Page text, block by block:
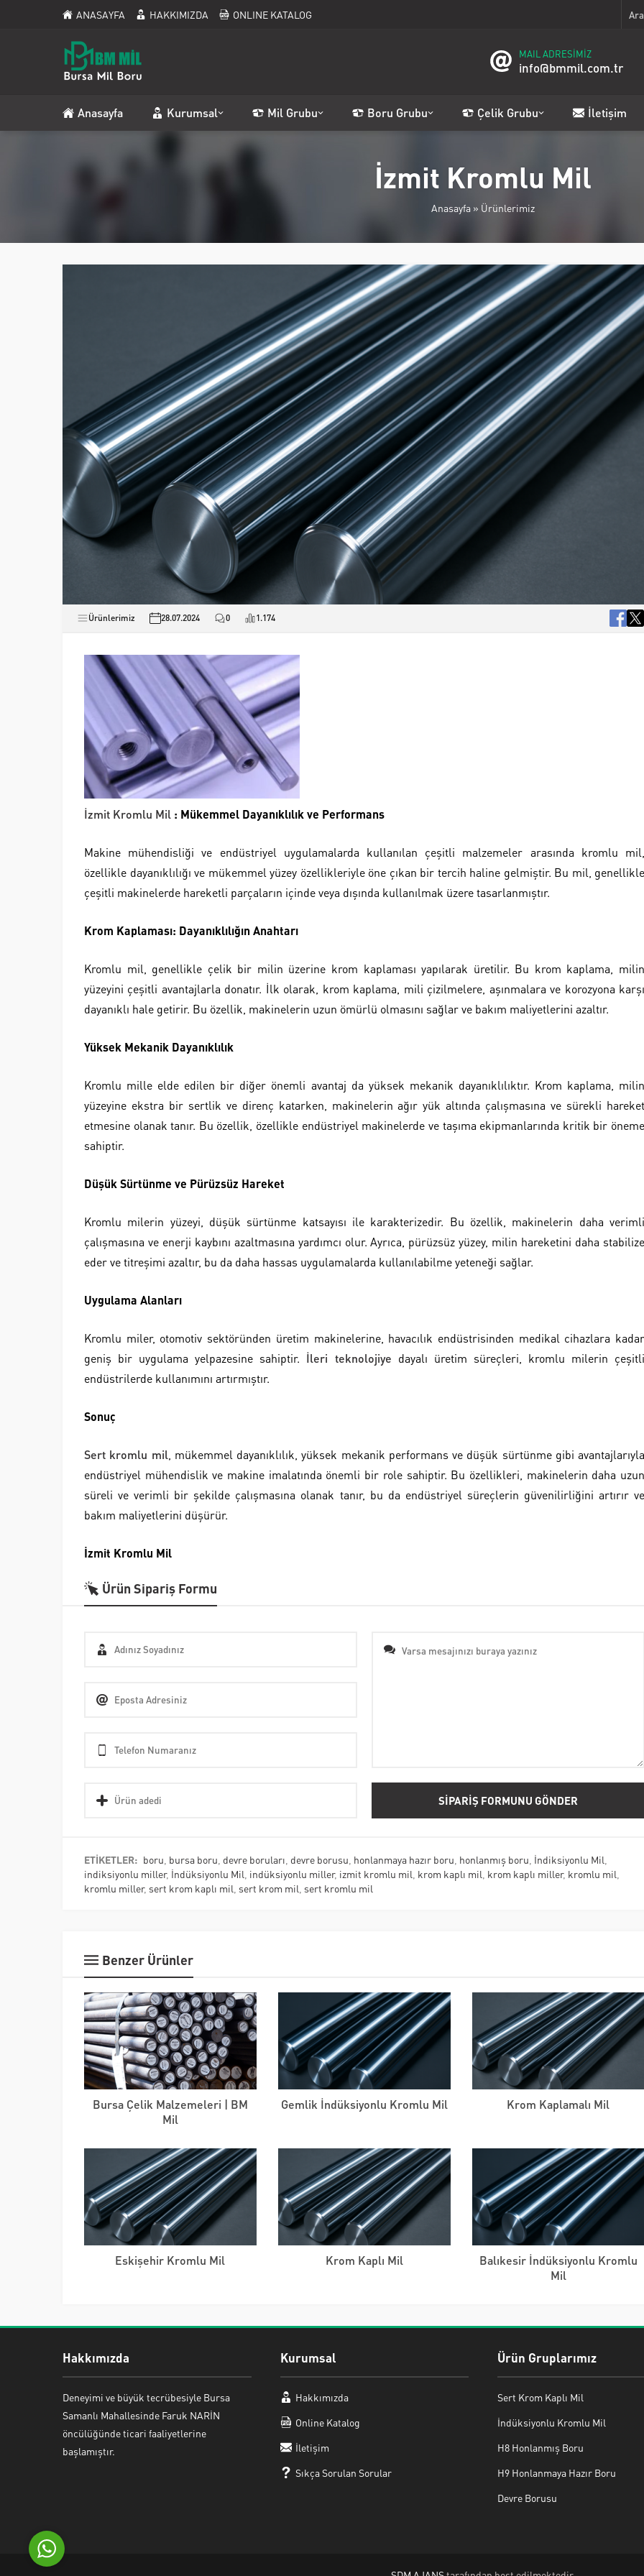
ANASAYFA HAKKIMIZDA ONLINE KATALOG
MAIL ADRESİMİZ
info@bmmil.com.tr
Anasayfa Kurumsal Mil Grubu Boru Grubu Çelik Grubu İletişim
İzmit Kromlu Mil
Anasayfa » Ürünlerimiz
Ürünlerimiz 28.07.2024 0 1.174
İzmit Kromlu Mil : Mükemmel Dayanıklılık ve Performans
Makine mühendisliği ve endüstriyel uygulamalarda kullanılan çeşitli malzemeler arasında kromlu mil,
özellikle dayanıklılığı ve mükemmel yüzey özellikleriyle öne çıkan bir tercih haline gelmiştir. Bu mil, genellikle
çeşitli makinelerde hareketli parçaların içinde veya dışında kullanılmak üzere tasarlanmıştır.
Krom Kaplaması: Dayanıklılığın Anahtarı
Kromlu mil, genellikle çelik bir milin üzerine krom kaplaması yapılarak üretilir. Bu krom kaplama, milin
yüzeyini çeşitli avantajlarla donatır. İlk olarak, krom kaplama, mili çizilmelere, aşınmalara ve korozyona karşı
dayanıklı hale getirir. Bu özellik, makinelerin uzun ömürlü olmasını sağlar ve bakım maliyetlerini azaltır.
Yüksek Mekanik Dayanıklılık
Kromlu mille elde edilen bir diğer önemli avantaj da yüksek mekanik dayanıklılıktır. Krom kaplama, milin
yüzeyine ekstra bir sertlik ve direnç katarken, makinelerin ağır yük altında çalışmasına ve sürekli hareket
etmesine olanak tanır. Bu özellik, özellikle endüstriyel makinelerde ve taşıma ekipmanlarında kritik bir öneme
sahiptir.
Düşük Sürtünme ve Pürüzsüz Hareket
Kromlu milerin yüzeyi, düşük sürtünme katsayısı ile karakterizedir. Bu özellik, makinelerin daha verimli
çalışmasına ve enerji kaybını azaltmasına yardımcı olur. Ayrıca, pürüzsüz yüzey, milin hareketini daha stabilize
eder ve titreşimi azaltır, bu da daha hassas uygulamalarda kullanılabilme yeteneği sağlar.
Uygulama Alanları
Kromlu miler, otomotiv sektöründen üretim makinelerine, havacılık endüstrisinden medikal cihazlara kadar
geniş bir uygulama yelpazesine sahiptir. İleri teknolojiye dayalı üretim süreçleri, kromlu milerin
endüstrilerde kullanımını artırmıştır.
Sonuç
Sert kromlu mil, mükemmel dayanıklılık, yüksek mekanik performans ve düşük sürtünme gibi avantajlarıyla
endüstriyel mühendislik ve makine imalatında önemli bir role sahiptir. Bu özellikleri, makinelerin daha uzun
süreli ve verimli bir şekilde çalışmasına olanak tanır, bu da endüstriyel süreçlerin güvenilirliğini artırır ve
bakım maliyetlerini düşürür.
İzmit Kromlu Mil
Ürün Sipariş Formu
ETİKETLER: boru bursa boru devre boruları devre borusu honlanmaya hazır boru honlanmış boru İndiksiyonlu Mil
indiksiyonlu miller, İndüksiyonlu Mil indüksiyonlu miller, izmit kromlu mil krom kaplı mil krom kaplı miller, kromlu mil
kromlu miller, sert krom kaplı mil sert krom mil sert kromlu mil
Benzer Ürünler
Bursa Çelik Malzemeleri | BM
Mil
Gemlik İndüksiyonlu Kromlu Mil Krom Kaplamalı Mil
Eskişehir Kromlu Mil Krom Kaplı Mil
Balıkesir İndüksiyonlu Kromlu
Mil
Hakkımızda
Deneyimi ve büyük tecrübesiyle Bursa
Samanlı Mahallesinde Faruk NARİN
öncülüğünde ticari faaliyetlerine
başlamıştır.
Kurumsal
Hakkımızda
Online Katalog
İletişim
Sıkça Sorulan Sorular
Ürün Gruplarımız
Sert Krom Kaplı Mil
İndüksiyonlu Kromlu Mil
H8 Honlanmış Boru
H9 Honlanmaya Hazır Boru
Devre Borusu